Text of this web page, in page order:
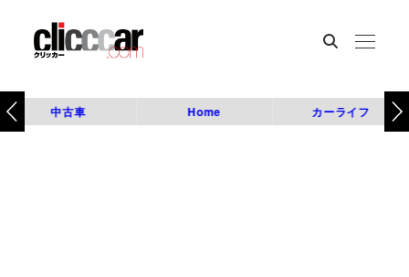
中古車 Home カーライフ